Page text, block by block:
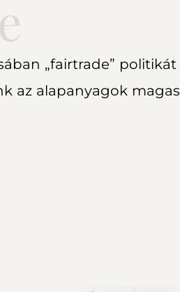
„fairtrade” politikát
az alapanyagok magas